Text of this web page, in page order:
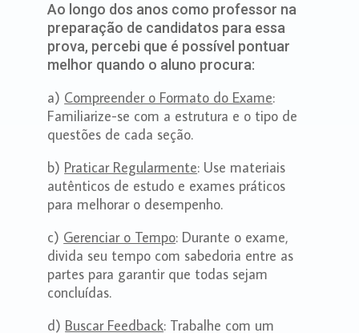
Ao longo dos anos como professor na
preparação de candidatos para essa
prova, percebi que é possível pontuar
melhor quando o aluno procura:
a) Compreender o Formato do Exame:
Familiarize-se com a estrutura e o tipo de
questões de cada seção.
b) Praticar Regularmente: Use materiais
autênticos de estudo e exames práticos
para melhorar o desempenho.
c) Gerenciar o Tempo: Durante o exame,
divida seu tempo com sabedoria entre as
partes para garantir que todas sejam
concluídas.
d) Buscar Feedback: Trabalhe com um